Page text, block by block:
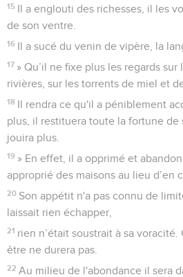
15 Il a englouti des richesses, il les
de son ventre.
16 Il a sucé du venin de vipère, la
17 » Qu’il ne fixe plus les regards sur
rivières, sur les torrents de miel et
18 Il rendra ce qu'il a péniblement
plus, il restituera toute la fortune de
jouira plus.
19 » En effet, il a opprimé et
approprié des maisons au lieu d’en
20 Son appétit n'a pas connu de
laissait rien échapper,
21 rien n’était soustrait à sa
être ne durera pas.
22 Au milieu de l'abondance il sera